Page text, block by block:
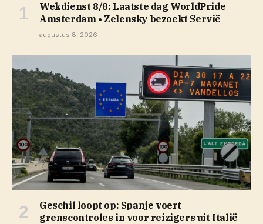
Wekdienst 8/8: Laatste dag WorldPride
Amsterdam • Zelensky bezoekt Servië
augustus 8, 2026
Geschil loopt op: Spanje voert
grenscontroles in voor reizigers uit Italië